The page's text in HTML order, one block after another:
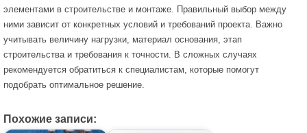
элементами в строительстве и монтаже. Правильный выбор между
ними зависит от конкретных условий и требований проекта. Важно
учитывать величину нагрузки, материал основания, этап
строительства и требования к точности. В сложных случаях
рекомендуется обратиться к специалистам, которые помогут
подобрать оптимальное решение.
Похожие записи: